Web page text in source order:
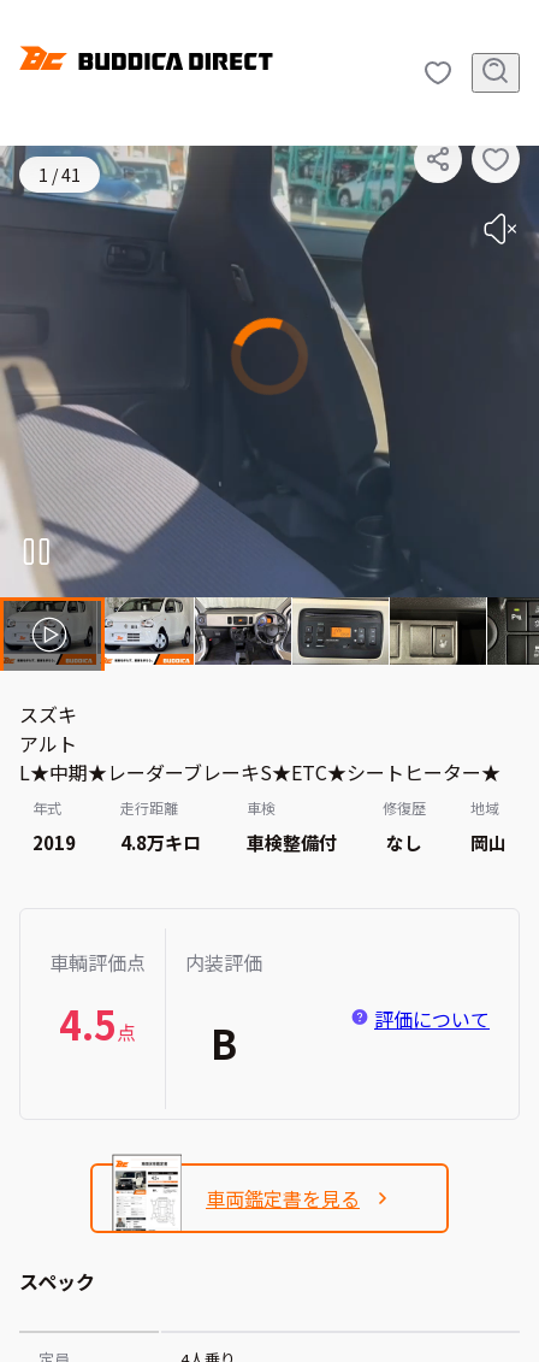
1 /41
スズキ
アルト
L★中期★レーダーブレーキS★ETC★シートヒーター★
年式
2019
走行距離
4.8万キロ
車検
車検整備付
修復歴
なし
地域
岡山
車輌評価点
4.5点
内装評価
B 評価について
車両鑑定書を見る
スペック